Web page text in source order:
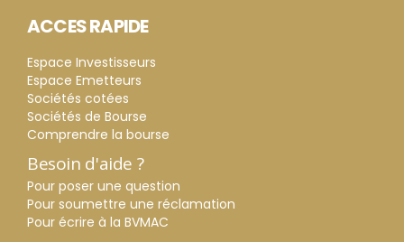
ACCES RAPIDE
Espace Investisseurs
Espace Emetteurs
Sociétés cotées
Sociétés de Bourse
Comprendre la bourse
Besoin d'aide ?
Pour poser une question
Pour soumettre une réclamation
Pour écrire à la BVMAC